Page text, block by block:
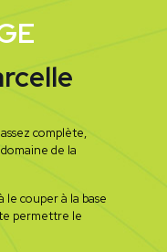
complète,
de la
le couper à la base
permettre le